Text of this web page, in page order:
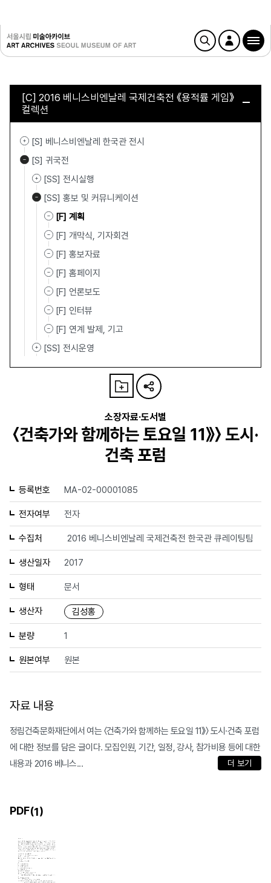
[C] 2016 베니스비엔날레 국제건축전 《용적률 게임》
컬렉션
[S] 베니스비엔날레 한국관 전시
[S] 귀국전
[SS] 전시실행
[SS] 홍보 및 커뮤니케이션
[F] 계획
[F] 개막식, 기자회견
[F] 홍보자료
[F] 홈페이지
[F] 언론보도
[F] 인터뷰
[F] 연계 발제, 기고
[SS] 전시운영
소장자료·도서별
〈건축가와 함께하는 토요일 11》〉 도시·
건축 포럼
등록번호 MA-02-00001085
전자여부 전자
수집처 2016 베니스비엔날레 국제건축전 한국관 큐레이팅팀
생산일자 2017
형태 문서
생산자 김성홍
분량 1
원본여부 원본
자료 내용
정림건축문화재단에서 여는 〈건축가와 함께하는 토요일 11》〉 도시·건축 포럼
에 대한 정보를 담은 글이다. 모집인원, 기간, 일정, 강사, 참가비용 등에 대한
내용과 2016 베니스...
더 보기
PDF(1)